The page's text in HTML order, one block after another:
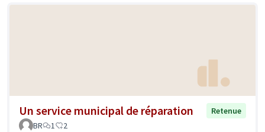
Un service municipal de réparation
Retenue
BR
1 2